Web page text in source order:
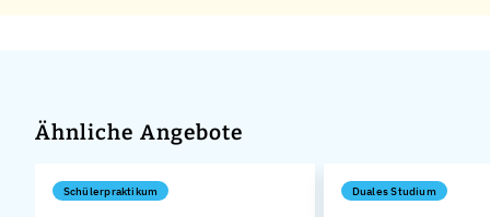
Ähnliche Angebote
Schülerpraktikum Duales Studium